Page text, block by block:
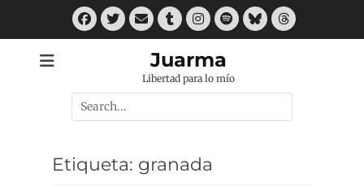
Facebook
TwitterCorreo
electrónico
TumblrInstagram
Spotify
BlueskyThreads
Juarma
Libertad para lo mío
Buscar
por:
Etiqueta: granada